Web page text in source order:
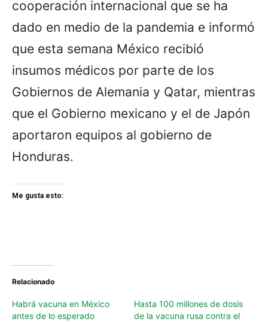
cooperación internacional que se ha
dado en medio de la pandemia e informó
que esta semana México recibió
insumos médicos por parte de los
Gobiernos de Alemania y Qatar, mientras
que el Gobierno mexicano y el de Japón
aportaron equipos al gobierno de
Honduras.
Me gusta esto:
Relacionado
Habrá vacuna en México
antes de lo esperado
Hasta 100 millones de dosis
de la vacuna rusa contra el